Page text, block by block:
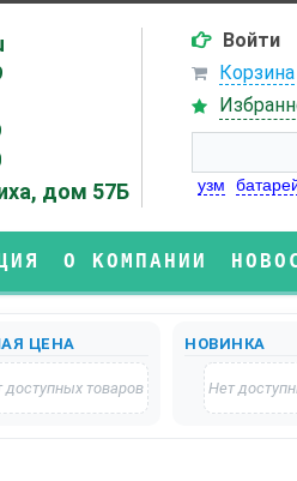
дом 57Б
Войти
Корзина
узм
О КОМПАНИИ
ЦЕНА
доступных товаров
НОВИНКА
Нет